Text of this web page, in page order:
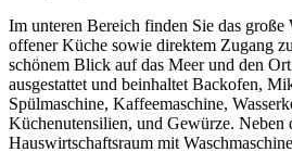
Im unteren Bereich finden Sie das große
offener Küche sowie direktem Zugang
schönem Blick auf das Meer und den
ausgestattet und beinhaltet Backofen,
Spülmaschine, Kaffeemaschine,
Küchenutensilien, und Gewürze. Neben
Hauswirtschaftsraum mit